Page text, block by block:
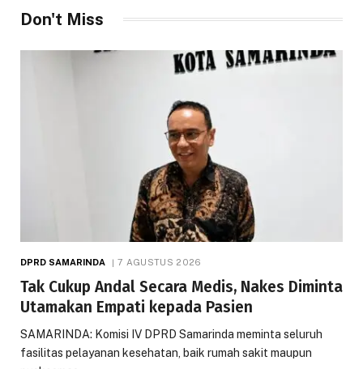
Don't Miss
DPRD SAMARINDA 7 AGUSTUS 2026
Tak Cukup Andal Secara Medis, Nakes Diminta
Utamakan Empati kepada Pasien
SAMARINDA: Komisi IV DPRD Samarinda meminta seluruh
fasilitas pelayanan kesehatan, baik rumah sakit maupun